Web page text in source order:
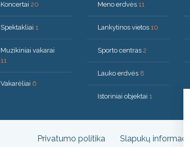
Koncertai 20
Spektakliai 1
Muzikiniai vakarai
11
Vakarėliai 6
Meno erdvės 11
Lankytinos vietos 10
Sporto centras 2
Lauko erdvės 8
Istoriniai objektai 1
Privatumo politika Slapukų informacija